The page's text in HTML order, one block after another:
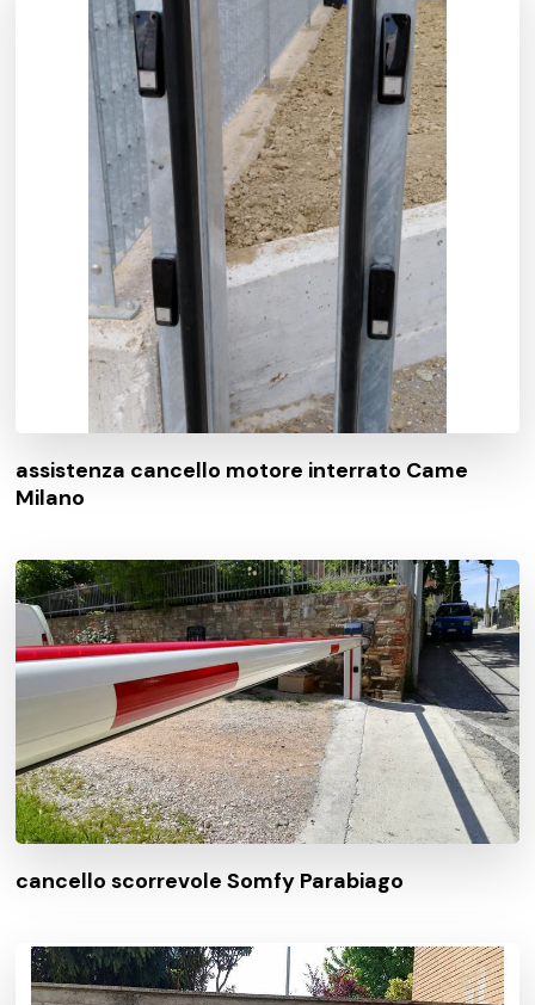
assistenza cancello motore interrato Came
Milano
cancello scorrevole Somfy Parabiago